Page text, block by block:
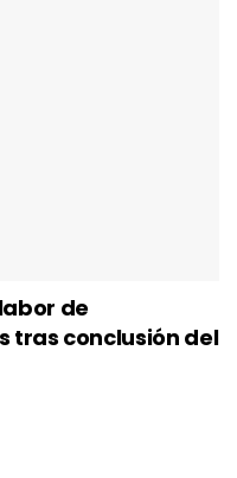
de
tras conclusión del